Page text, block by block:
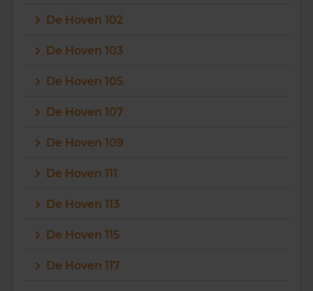
Maandag t/m vrijdag - 08:00 -18:00
De Hoven 102
De Hoven 103
De Hoven 105
De Hoven 107
De Hoven 109
De Hoven 111
De Hoven 113
De Hoven 115
De Hoven 117